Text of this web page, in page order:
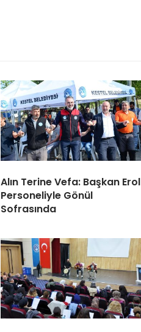
Alın Terine Vefa: Başkan Erol
Personeliyle Gönül
Sofrasında